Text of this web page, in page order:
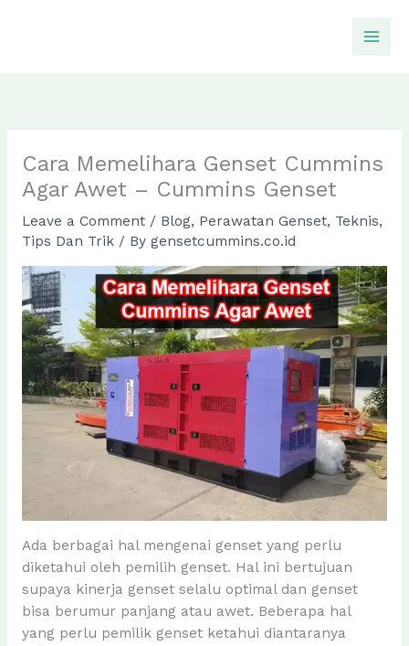
Cara Memelihara Genset Cummins
Agar Awet – Cummins Genset
Leave a Comment / Blog, Perawatan Genset, Teknis,
Tips Dan Trik/ By gensetcummins.co.id
Ada berbagai hal mengenai genset yang perlu
diketahui oleh pemilih genset. Hal ini bertujuan
supaya kinerja genset selalu optimal dan genset
bisa berumur panjang atau awet. Beberapa hal
yang perlu pemilik genset ketahui diantaranya